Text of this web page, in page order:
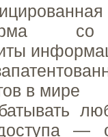
со
в мире
доступа —